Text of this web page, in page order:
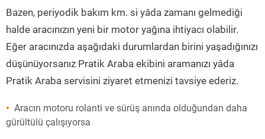
Bazen, periyodik bakım km. si yâda zamanı gelmediği
halde aracınızın yeni bir motor yağına ihtiyacı olabilir.
Eğer aracınızda aşağıdaki durumlardan birini yaşadığınızı
düşünüyorsanız Pratik Araba ekibini aramanızı yâda
Pratik Araba servisini ziyaret etmenizi tavsiye ederiz.
Aracın motoru rolanti ve sürüş anında olduğundan daha
gürültülü çalışıyorsa